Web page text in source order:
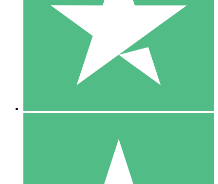
Betaal per gebruik met downloadtegoeden. Geen maandelijkse
1000
10 Downloaden
20 00